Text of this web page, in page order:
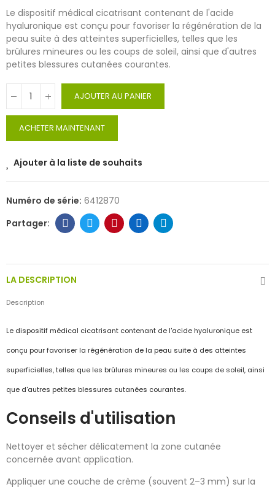
Le dispositif médical cicatrisant contenant de l'acide
hyaluronique est conçu pour favoriser la régénération de la
peau suite à des atteintes superficielles, telles que les
brûlures mineures ou les coups de soleil, ainsi que d'autres
petites blessures cutanées courantes.
AJOUTER AU PANIER
ACHETER MAINTENANT
Ajouter à la liste de souhaits
Numéro de série: 6412870
LA DESCRIPTION
Description
Le dispositif médical cicatrisant contenant de l'acide hyaluronique est
conçu pour favoriser la régénération de la peau suite à des atteintes
superficielles, telles que les brûlures mineures ou les coups de soleil, ainsi
que d'autres petites blessures cutanées courantes.
Conseils d'utilisation
Nettoyer et sécher délicatement la zone cutanée
concernée avant application.
Appliquer une couche de crème (souvent 2–3 mm) sur la